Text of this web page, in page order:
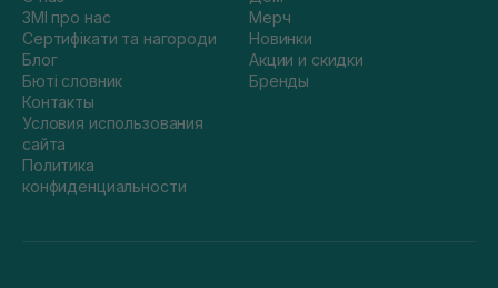
ЗМІ про нас
Сертифікати та нагороди
Блог
Бюті словник
Контакты
Условия использования
сайта
Политика
конфиденциальности
Мерч
Новинки
Акции и скидки
Бренды